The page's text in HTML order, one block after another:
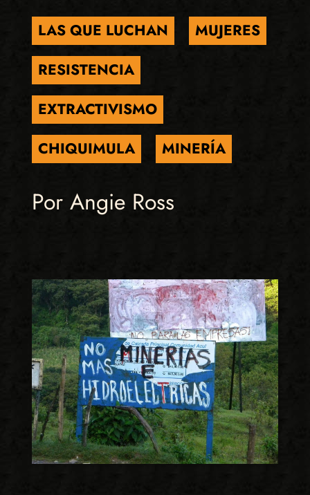
LAS QUE LUCHAN
MUJERES
RESISTENCIA
EXTRACTIVISMO
CHIQUIMULA
MINERÍA
Por Angie Ross